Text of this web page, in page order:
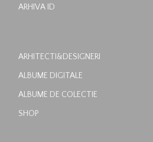
ARHIVA ID
ARHITECTI&DESIGNERI
ALBUME DIGITALE
ALBUME DE COLECTIE
SHOP